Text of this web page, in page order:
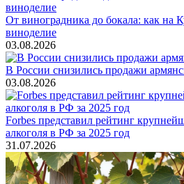
От виноградника до бокала: как на
виноделие
03.08.2026
В России снизились продажи
03.08.2026
Forbes представил рейтинг
алкоголя в РФ за 2025 год
31.07.2026